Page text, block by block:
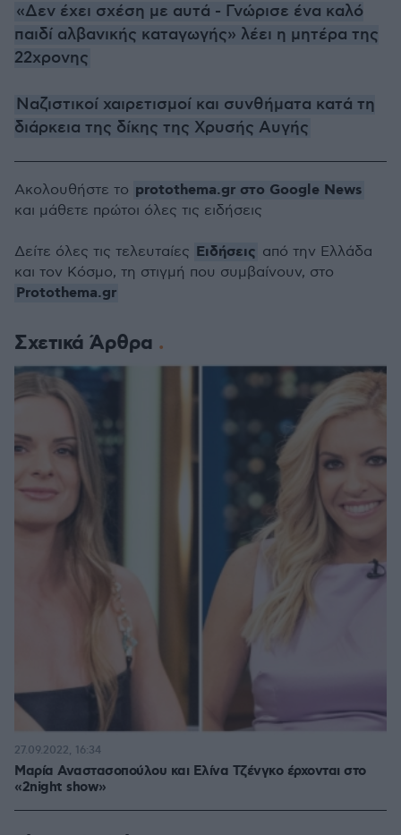
«Δεν έχει σχέση με αυτά - Γνώρισε ένα καλό
παιδί αλβανικής καταγωγής» λέει η μητέρα της
22χρονης
Ναζιστικοί χαιρετισμοί και συνθήματα κατά τη
διάρκεια της δίκης της Χρυσής Αυγής
Σχετικά Άρθρα
Μαρία Αναστασοπούλου και Ελίνα Τζένγκο έρχονται στο
«2night show»
27.09.2022, 16:34
Ακολουθήστε το protothema.gr στο Google News
και μάθετε πρώτοι όλες τις ειδήσεις
Δείτε όλες τις τελευταίες Ειδήσεις από την Ελλάδα
και τον Κόσμο, τη στιγμή που συμβαίνουν, στο
Protothema.gr